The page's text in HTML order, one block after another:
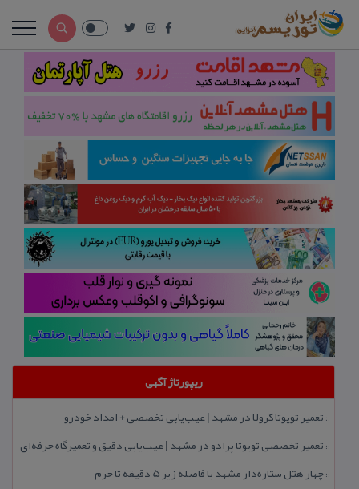
ریپورتاژ آگهی
:: تعمیر تویوتا كرولا در مشهد | عیب‌یابی تخصصی + امداد خودرو
:: تعمیر تخصصی تویوتا پرادو در مشهد | عیب‌یابی دقیق و تعمیرگاه حرفه‌ای
::چهار هتل‌ ستاره‌دار مشهد با فاصله زیر 5 دقیقه تا حرم